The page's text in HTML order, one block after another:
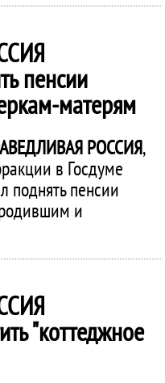
пенсии
матерям
РОССИЯ,
в Госдуме
поднять пенсии
и
"коттеджное